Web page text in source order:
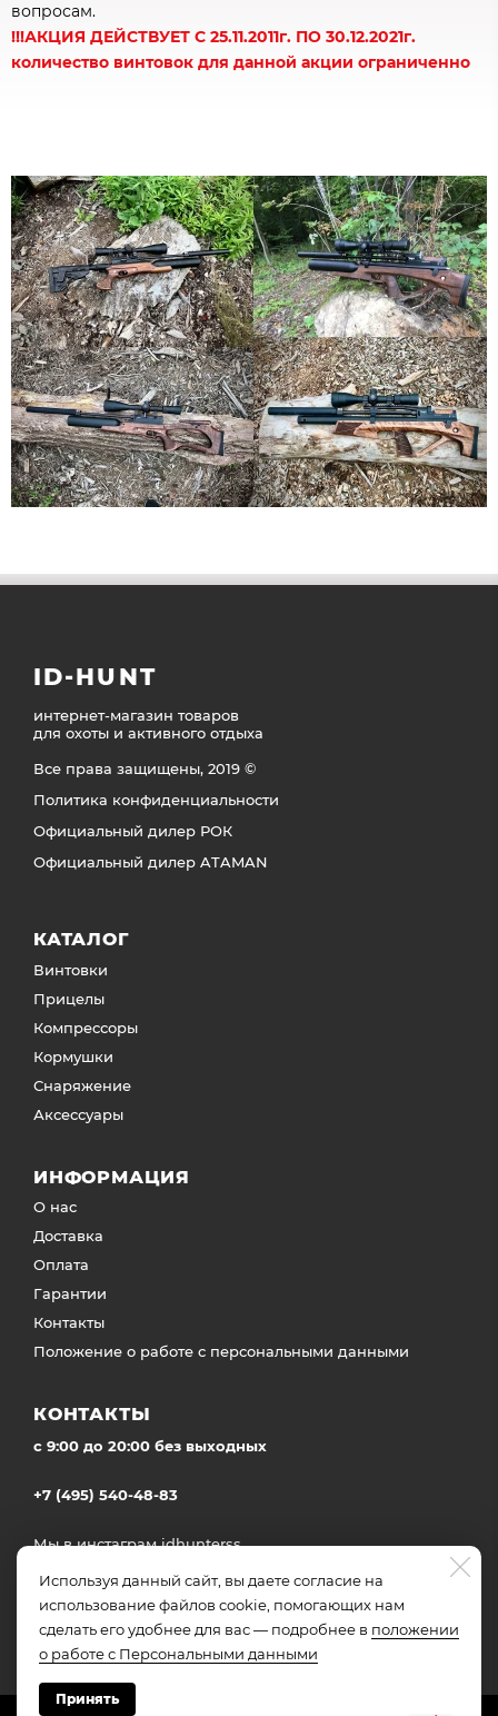
вопросам.
!!!АКЦИЯ ДЕЙСТВУЕТ С 25.11.2011г. ПО 30.12.2021г.
количество винтовок для данной акции ограниченно
Используя данный сайт, вы даете согласие на
использование файлов cookie, помогающих нам
сделать его удобнее для вас — подробнее в положении
о работе с Персональными данными
Принять
ID-HUNT
интернет-магазин товаров
для охоты и активного отдыха
Все права защищены, 2019 ©
Политика конфиденциальности
Официальный дилер РОК
Официальный дилер ATAMAN
КАТАЛОГ
Винтовки
Прицелы
Компрессоры
Кормушки
Снаряжение
Аксессуары
ИНФОРМАЦИЯ
О нас
Доставка
Оплата
Гарантии
Контакты
Положение о работе с персональными данными
КОНТАКТЫ
c 9:00 до 20:00 без выходных
+7 (495) 540-48-83
Мы в инстаграмidhunterss
Доставка во все регионы России